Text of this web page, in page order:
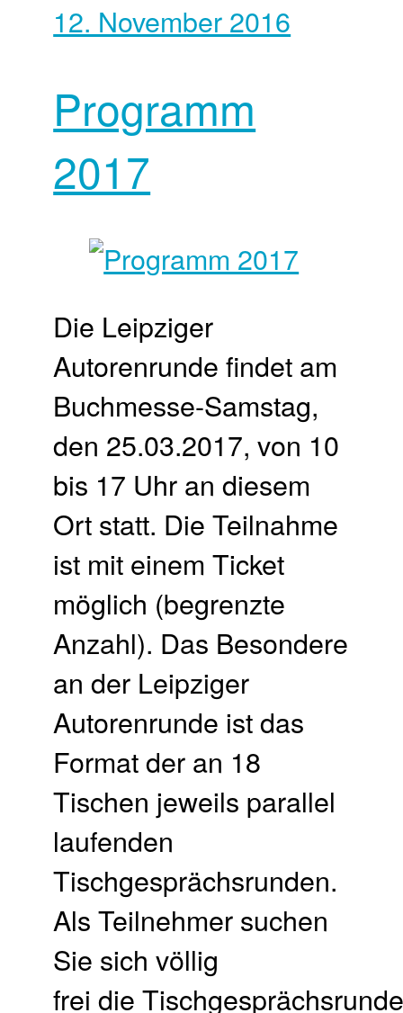
12. November 2016
Programm
2017
Die Leipziger
Autorenrunde findet am
Buchmesse-Samstag,
den 25.03.2017, von 10
bis 17 Uhr an diesem
Ort statt. Die Teilnahme
ist mit einem Ticket
möglich (begrenzte
Anzahl). Das Besondere
an der Leipziger
Autorenrunde ist das
Format der an 18
Tischen jeweils parallel
laufenden
Tischgesprächsrunden.
Als Teilnehmer suchen
Sie sich völlig
frei die